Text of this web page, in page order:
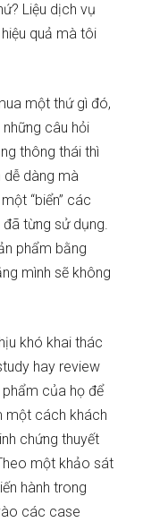
Liệu dịch vụ
quả mà tôi
một thứ gì đó,
câu hỏi
thông thái thì
dễ dàng mà
“biển” các
từng sử dụng.
phẩm bằng
mình sẽ không
khó khai thác
hay review
của họ để
một cách khách
chứng thuyết
một khảo sát
hành trong
các case